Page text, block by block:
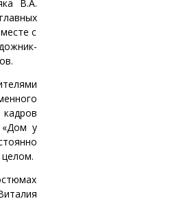
В.А.
с
«Дом у